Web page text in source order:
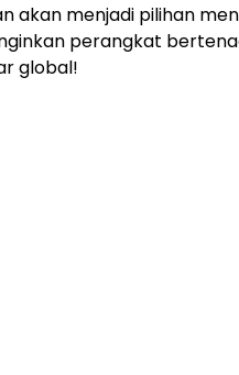
akan menjadi pilihan
perangkat
global!